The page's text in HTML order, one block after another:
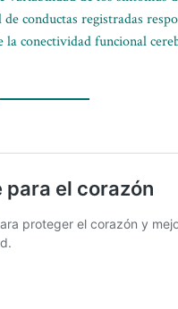
conductas registradas
conectividad funcional